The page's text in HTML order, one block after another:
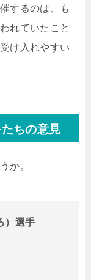
するのは、も
れていたこと
け入れやすい
ちの意見
か。
）選手